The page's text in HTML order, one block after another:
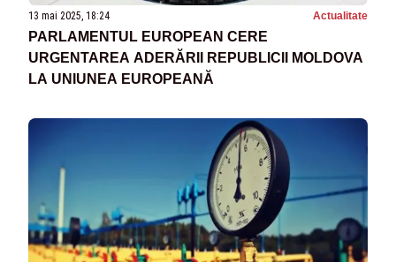
13 mai 2025, 18:24 Actualitate
PARLAMENTUL EUROPEAN CERE
URGENTAREA ADERĂRII REPUBLICII MOLDOVA
LA UNIUNEA EUROPEANĂ